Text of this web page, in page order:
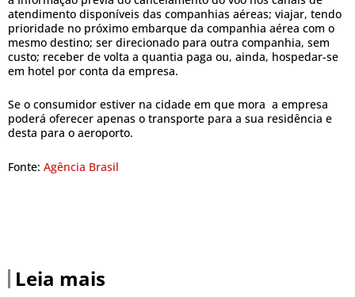
atendimento disponíveis das companhias aéreas; viajar, tendo
prioridade no próximo embarque da companhia aérea com o
mesmo destino; ser direcionado para outra companhia, sem
custo; receber de volta a quantia paga ou, ainda, hospedar-se
em hotel por conta da empresa.
Se o consumidor estiver na cidade em que mora a empresa
poderá oferecer apenas o transporte para a sua residência e
desta para o aeroporto.
Fonte: Agência Brasil
Leia mais